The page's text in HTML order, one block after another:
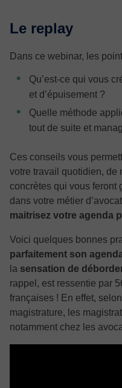
Le replay
Dans ce webinar, les
Qu’est-ce qui vous
et d’épuisement ?
Quelle méthode
tout de suite et
Ces conseils vous
votre travail quotidien, de
concrètes qui vous feront
dans votre métier
maitrisez votre agenda
Voici quelques bonnes
parfaitement son
la sensation de
rappel, est ressentie par
françaises ! En effet,
magistrature, les
notamment chez les